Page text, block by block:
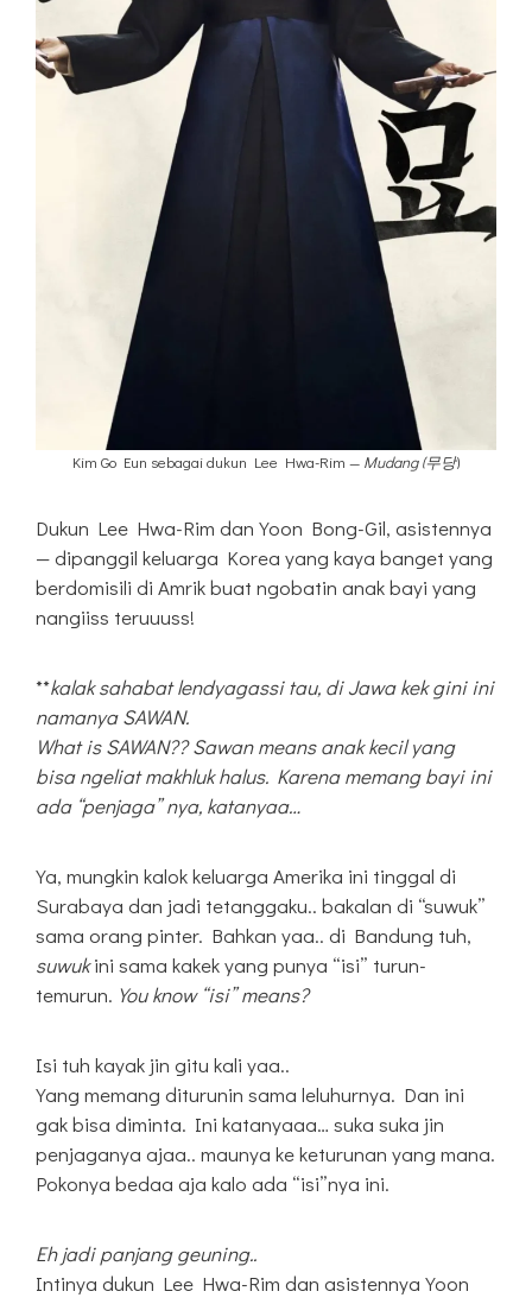
Kim Go Eun sebagai dukun Lee Hwa-Rim — Mudang (무당)
Dukun Lee Hwa-Rim dan Yoon Bong-Gil, asistennya
— dipanggil keluarga Korea yang kaya banget yang
berdomisili di Amrik buat ngobatin anak bayi yang
nangiiss teruuuss!
**kalak sahabat lendyagassi tau, di Jawa kek gini ini
namanya SAWAN.
What is SAWAN?? Sawan means anak kecil yang
bisa ngeliat makhluk halus. Karena memang bayi ini
ada “penjaga” nya, katanyaa…
Ya, mungkin kalok keluarga Amerika ini tinggal di
Surabaya dan jadi tetanggaku.. bakalan di “suwuk”
sama orang pinter. Bahkan yaa.. di Bandung tuh,
suwukini sama kakek yang punya “isi” turun-
temurun. You know “isi” means?
Isi tuh kayak jin gitu kali yaa..
Yang memang diturunin sama leluhurnya. Dan ini
gak bisa diminta. Ini katanyaaa… suka suka jin
penjaganya ajaa.. maunya ke keturunan yang mana.
Pokonya bedaa aja kalo ada “isi”nya ini.
Eh jadi panjang geuning..
Intinya dukun Lee Hwa-Rim dan asistennya Yoon